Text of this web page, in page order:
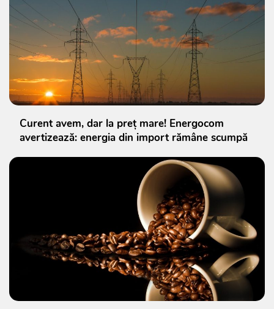
Curent avem, dar la preț mare! Energocom
avertizează: energia din import rămâne scumpă